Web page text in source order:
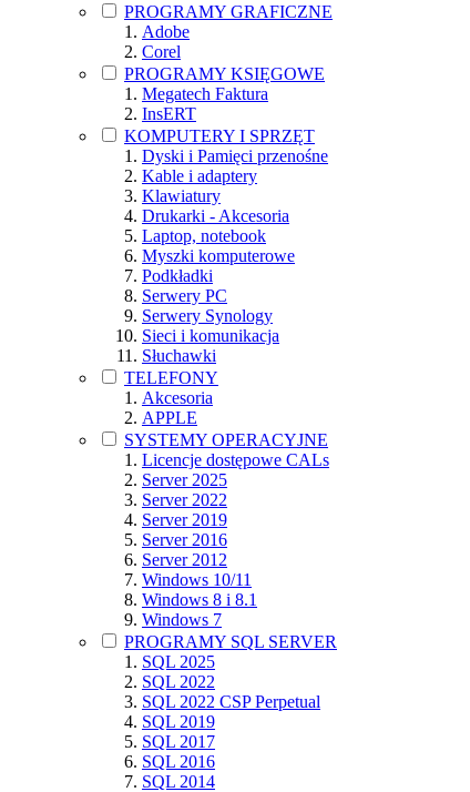
PROGRAMY GRAFICZNE
Adobe
Corel
PROGRAMY KSIĘGOWE
Megatech Faktura
InsERT
KOMPUTERY I SPRZĘT
Dyski i Pamięci przenośne
Kable i adaptery
Klawiatury
Drukarki - Akcesoria
Laptop, notebook
Myszki komputerowe
Podkładki
Serwery PC
Serwery Synology
Sieci i komunikacja
Słuchawki
TELEFONY
Akcesoria
APPLE
SYSTEMY OPERACYJNE
Licencje dostępowe CALs
Server 2025
Server 2022
Server 2019
Server 2016
Server 2012
Windows 10/11
Windows 8 i 8.1
Windows 7
PROGRAMY SQL SERVER
SQL 2025
SQL 2022
SQL 2022 CSP Perpetual
SQL 2019
SQL 2017
SQL 2016
SQL 2014